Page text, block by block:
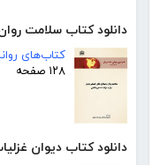
دانلود کتاب سلامت
کتاب‌های
۱۲۸ صفحه
دانلود کتاب دیوان